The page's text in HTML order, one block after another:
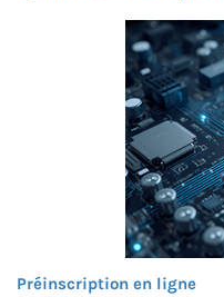
Préinscription en ligne